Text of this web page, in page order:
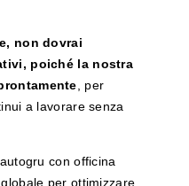
non dovrai
poiché la nostra
, per
a lavorare senza
con officina
per ottimizzare